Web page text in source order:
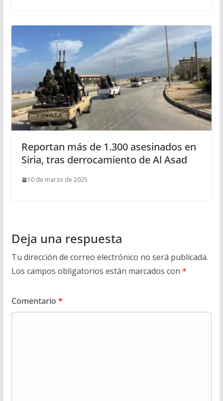
Reportan más de 1.300 asesinados en
Siria, tras derrocamiento de Al Asad
10 de marzo de 2025
Deja una respuesta
Tu dirección de correo electrónico no será publicada.
Los campos obligatorios están marcados con *
Comentario *